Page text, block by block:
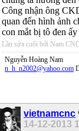
Công nhận ông
quan đến hình ảnh
con mắt bị tô đen ấy
Lần sửa cuối bởi Nam
Nguyễn Hoàng Nam
n_h_n2002@yahoo.com
vietnamcnc
14-12-2013